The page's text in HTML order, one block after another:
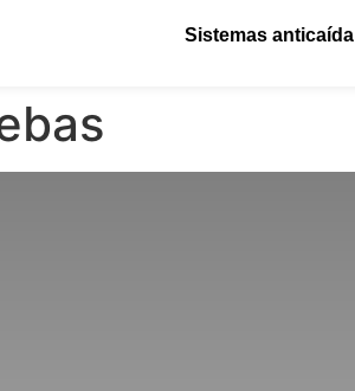
Sistemas anticaída